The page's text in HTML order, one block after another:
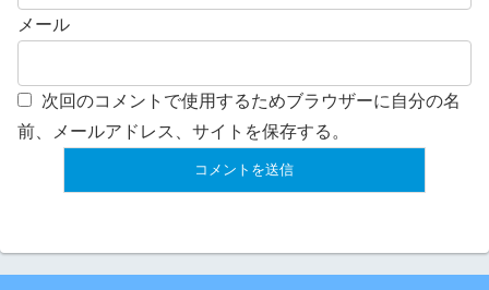
メール
次回のコメントで使用するためブラウザーに自分の名
前、メールアドレス、サイトを保存する。